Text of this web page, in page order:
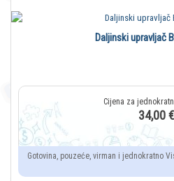
Daljinski upravljač
34,00 €
Gotovina, pouzeće, virman i jednokratno